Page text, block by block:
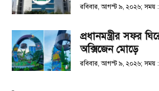
রবিবার, আগস্ট ৯, ২০২৬; সময়
প্রধানমন্ত্রীর সফর
অক্সিজেন মোড়ে
রবিবার, আগস্ট ৯, ২০২৬; সময় :